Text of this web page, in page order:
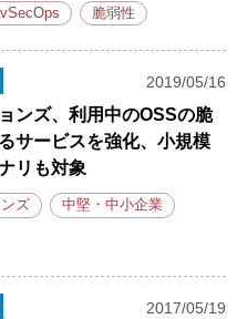
脆弱性
2019/05/16
ンズ、利用中のOSSの脆
サービスを強化、小規模
リも対象
ズ 中堅・中小企業
2017/05/19